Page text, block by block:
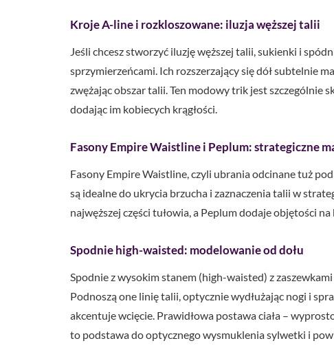
Kroje A-line i rozkloszowane: iluzja węższej talii
Jeśli chcesz stworzyć iluzję węższej talii, sukienki i
sprzymierzeńcami. Ich rozszerzający się dół subtelnie
zwężając obszar talii. Ten modowy trik jest szczególnie
dodając im kobiecych krągłości.
Fasony Empire Waistline i Peplum: strategiczne
Fasony Empire Waistline, czyli ubrania odcinane tuż
są idealne do ukrycia brzucha i zaznaczenia talii w
najwęższej części tułowia, a Peplum dodaje objętości
Spodnie high-waisted: modelowanie od dołu
Spodnie z wysokim stanem (high-waisted) z
Podnoszą one linię talii, optycznie wydłużając nogi i
akcentuje wcięcie. Prawidłowa postawa ciała –
to podstawa do optycznego wysmuklenia sylwetki i